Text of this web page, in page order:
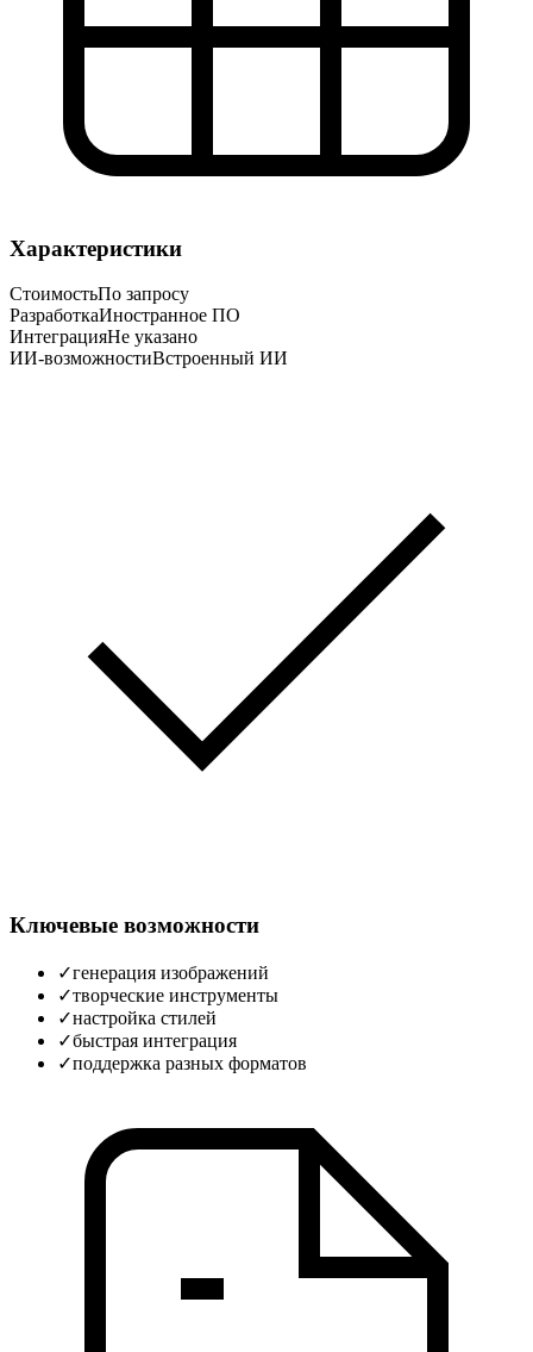
Характеристики
СтоимостьПо запросу
РазработкаИностранное ПО
ИнтеграцияНе указано
ИИ-возможностиВстроенный ИИ
Ключевые возможности
✓генерация изображений
✓творческие инструменты
✓настройка стилей
✓быстрая интеграция
✓поддержка разных форматов